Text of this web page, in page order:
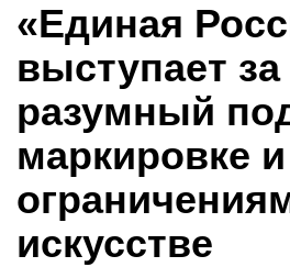
«Единая
выступает за
разумный
маркировке и
искусстве